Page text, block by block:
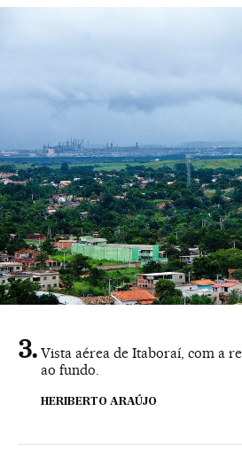
Vista aérea de Itaboraí, com a
ao fundo.
HERIBERTO ARAÚJO